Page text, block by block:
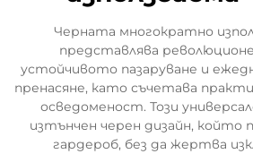
Черната многократно
представлява
устойчивото пазаруване и
пренасяне, като съчетава
осведоменост. Този
изтънчен черен дизайн, който
гардероб, без да жертва